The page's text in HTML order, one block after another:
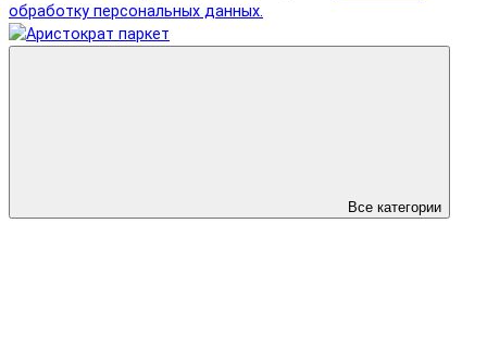
обработку персональных данных.
Все категории